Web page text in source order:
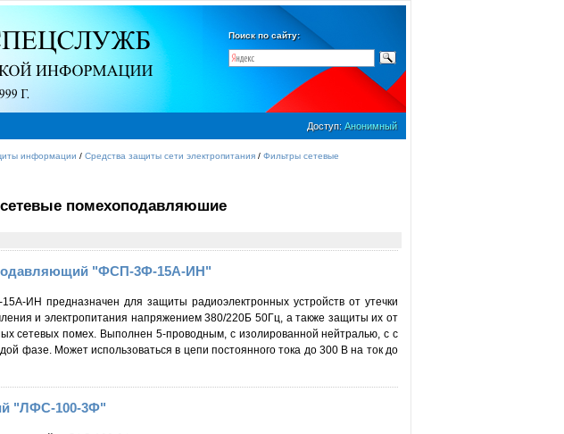
Поиск по сайту:
Доступ: Анонимный
информации / Средства защиты сети электропитания / Фильтры сетевые
помехоподавляюшие
"ФСП-3Ф-15А-ИН"
ИН предназначен для защиты радиоэлектронных устройств от утечки
и электропитания напряжением 380/220Б 50Гц, а также защиты их от
сетевых помех. Выполнен 5-проводным, с изолированной нейтралью, с с
фазе. Может использоваться в цепи постоянного тока до 300 В на ток до
"ЛФС-100-3Ф"